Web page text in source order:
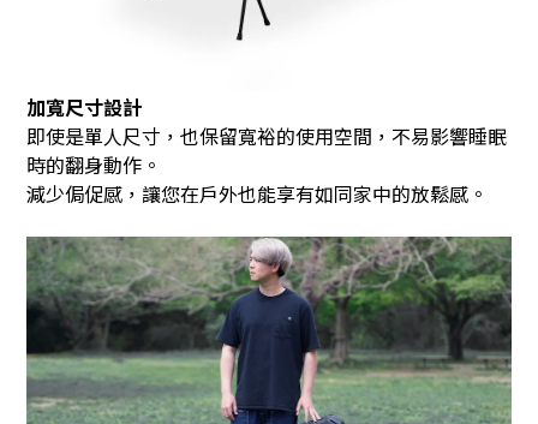
加寬尺寸設計
即使是單人尺寸，也保留寬裕的使用空間，不易影響睡眠
時的翻身動作。
減少侷促感，讓您在戶外也能享有如同家中的放鬆感。